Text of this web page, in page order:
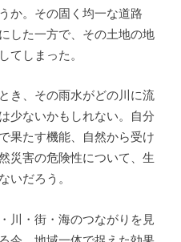
か。その固く均一な道路
した一方で、その土地の地
てしまった。
き、その雨水がどの川に流
少ないかもしれない。自分
果たす機能、自然から受け
災害の危険性について、生
いだろう。
川・街・海のつながりを見